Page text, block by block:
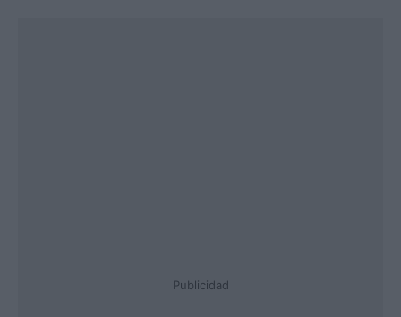
Publicidad